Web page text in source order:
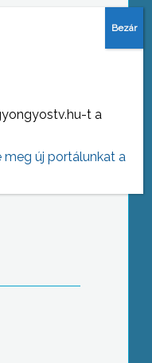
t a
meg új portálunkat a